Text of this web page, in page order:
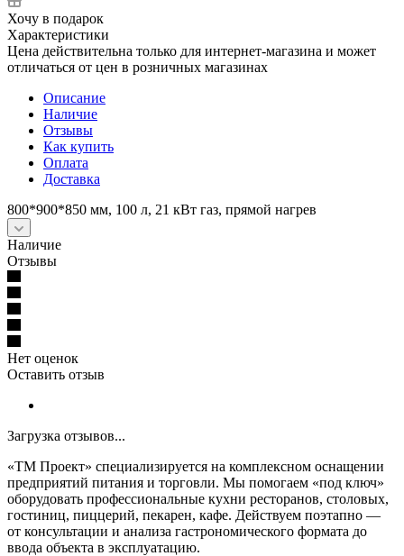
Хочу в подарок
Характеристики
Цена действительна только для интернет-магазина и может
отличаться от цен в розничных магазинах
Описание
Наличие
Отзывы
Как купить
Оплата
Доставка
800*900*850 мм, 100 л, 21 кВт газ, прямой нагрев
Наличие
Отзывы
Нет оценок
Оставить отзыв
Загрузка отзывов...
«ТМ Проект» специализируется на комплексном оснащении
предприятий питания и торговли. Мы помогаем «под ключ»
оборудовать профессиональные кухни ресторанов, столовых,
гостиниц, пиццерий, пекарен, кафе. Действуем поэтапно —
от консультации и анализа гастрономического формата до
ввода объекта в эксплуатацию.